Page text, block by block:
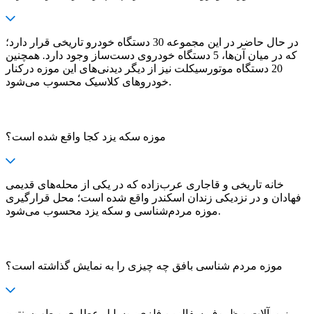
در حال حاضر در این مجموعه 30 دستگاه خودرو تاریخی قرار دارد؛
که در میان آن‌ها، 5 دستگاه خودروی دست‌ساز وجود دارد. همچنین
20 دستگاه موتورسیکلت نیز از دیگر دیدنی‌های این موزه درکنار
خودروهای کلاسیک محسوب می‌شود.
موزه سکه یزد کجا واقع شده است؟
خانه تاریخی و قاجاری عرب‌زاده که در یکی از محله‌های قدیمی
فهادان و در نزدیکی زندان اسکندر واقع شده است؛ محل قرارگیری
موزه مردم‌شناسی و سکه یزد محسوب می‌شود.
موزه مردم شناسی بافق چه چیزی را به نمایش گذاشته است؟